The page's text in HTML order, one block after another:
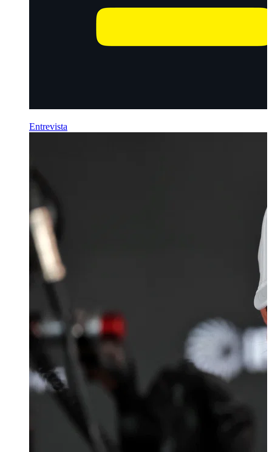
Entrevista